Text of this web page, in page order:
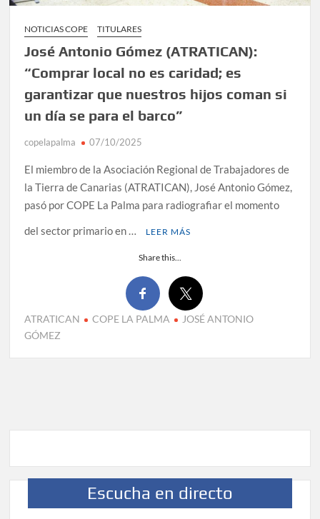
NOTICIAS COPE TITULARES
José Antonio Gómez (ATRATICAN):
“Comprar local no es caridad; es
garantizar que nuestros hijos coman si
un día se para el barco”
copelapalma 07/10/2025
El miembro de la Asociación Regional de Trabajadores de
la Tierra de Canarias (ATRATICAN), José Antonio Gómez,
pasó por COPE La Palma para radiografiar el momento
del sector primario en …
LEER MÁS
Share this...
ATRATICAN COPE LA PALMA
JOSÉ ANTONIO
GÓMEZ
Escucha en directo